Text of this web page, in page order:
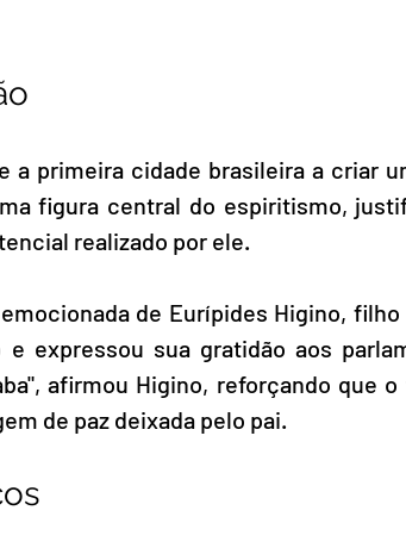
a primeira cidade brasileira a criar
figura central do espiritismo,
realizado por ele.
de Eurípides Higino, filho
expressou sua gratidão aos
afirmou Higino, reforçando que o
de paz deixada pelo pai.